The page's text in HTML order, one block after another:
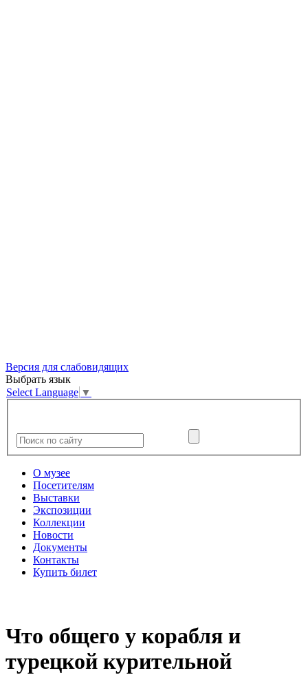
Версия для слабовидящих
Выбрать язык
Select Language ▼
О музее
Посетителям
Выставки
Экспозиции
Коллекции
Новости
Документы
Контакты
Купить билет
Что общего у корабля и
турецкой курительной